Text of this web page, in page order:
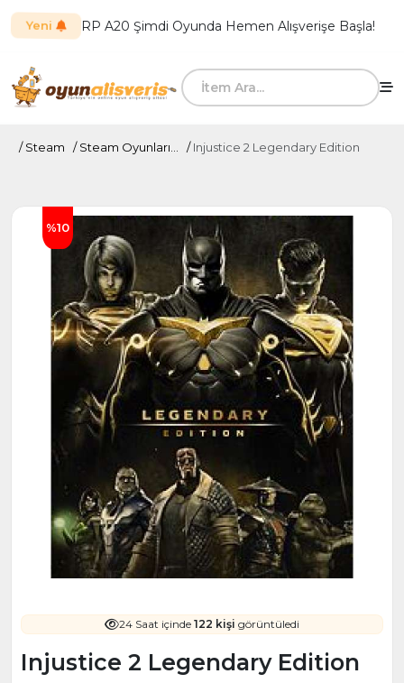
Yeni RP A20 Şimdi Oyunda Hemen Alışverişe Başla!
Steam Steam Oyunları... Injustice 2 Legendary Edition
%10
24 Saat içinde 122 kişi görüntüledi
Injustice 2 Legendary Edition